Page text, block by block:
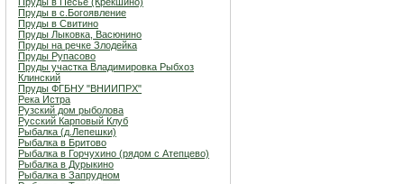
Пруды в с.Богоявление
Пруды в Свитино
Пруды Лыковка, Васюнино
Пруды на речке Злодейка
Пруды Рупасово
Пруды участка Владимировка Рыбхоз
Клинский
Пруды ФГБНУ "ВНИИПРХ"
Река Истра
Рузский дом рыболова
Русский Карповый Клуб
Рыбалка (д.Лепешки)
Рыбалка в Бритово
Рыбалка в Горчухино (рядом с Атепцево)
Рыбалка в Дурыкино
Рыбалка в Запрудном